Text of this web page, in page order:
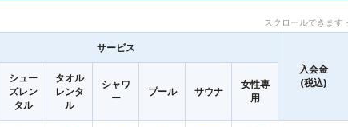
スクロールできま
サービス
入会金
(税込)
シュー
ズレン
タル
タオル
レンタ
ル
シャワ
ー
プール サウナ
女性専
用